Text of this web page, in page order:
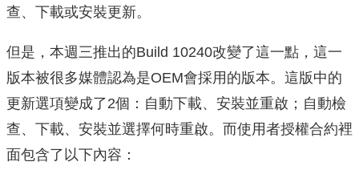
查、下載或安裝更新。
但是，本週三推出的Build 10240改變了這一點，這一
版本被很多媒體認為是OEM會採用的版本。這版中的
更新選項變成了2個：自動下載、安裝並重啟；自動檢
查、下載、安裝並選擇何時重啟。而使用者授權合約裡
面包含了以下內容：